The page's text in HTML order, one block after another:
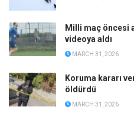
Milli maç öncesi
videoya aldı
MARCH 31, 2026
Koruma kararı
öldürdü
MARCH 31, 2026